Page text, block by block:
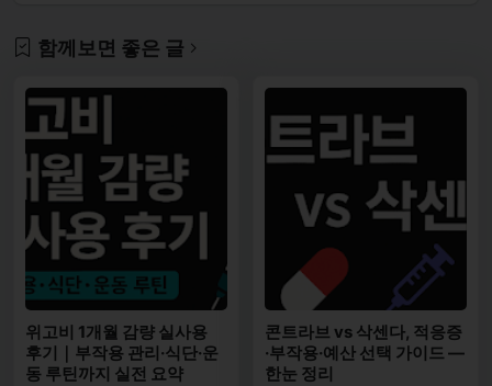
함께보면 좋은 글
위고비 1개월 감량 실사용
후기｜부작용 관리·식단·운
동 루틴까지 실전 요약
콘트라브 vs 삭센다, 적응증
·부작용·예산 선택 가이드 —
한눈 정리